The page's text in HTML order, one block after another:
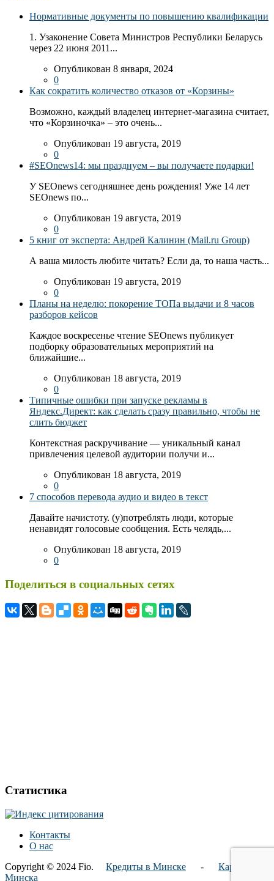
Нормативные документы по повышению квалификации
1. Узаконение Совета Министров Республики Беларусь
через 22 июня 2011...
Опубликован 8 января, 2024
0
Как сократить количество отказов от «Корзины»
Возможно, каждый владелец интернет-магазина считает,
что «Корзиночка» – это очень...
Опубликован 19 августа, 2019
0
#SEOnews14: мы празднуем – вы получаете подарки!
У SEOnews сегодняшнее день рождения! Уже 14 лет
SEOnews по...
Опубликован 19 августа, 2019
0
5 книг от эксперта: Андрей Калинин (Mail.ru Group)
А ваша милость любите читать? Если да, то наша часть...
Опубликован 19 августа, 2019
0
Планы на неделю: покорение ТОПа выдачи и 8 часов
разборов кейсов
Каждое воскресенье чтение SEOnews публикует
подборку образовательных мероприятий на
ближайшие...
Опубликован 18 августа, 2019
0
Типичные ошибки при запуске рекламы в
Яндекс.Директ: как сделать сразу правильно, чтобы не
слить бюджет
Контекстная раскручивание — уникальный канал
привлечения целевой аудитории получи и...
Опубликован 18 августа, 2019
0
7 способов перевода аудио и видео в текст
Давайте начистоту. (у)потреблять люди, которые
ненавидят голосовые сообщения. Есть челядь,...
Опубликован 18 августа, 2019
0
Поделиться в социальных сетях
Статистика
Контакты
О нас
Copyright © 2024 Fio. Кредиты в Минске - Карта
Минска